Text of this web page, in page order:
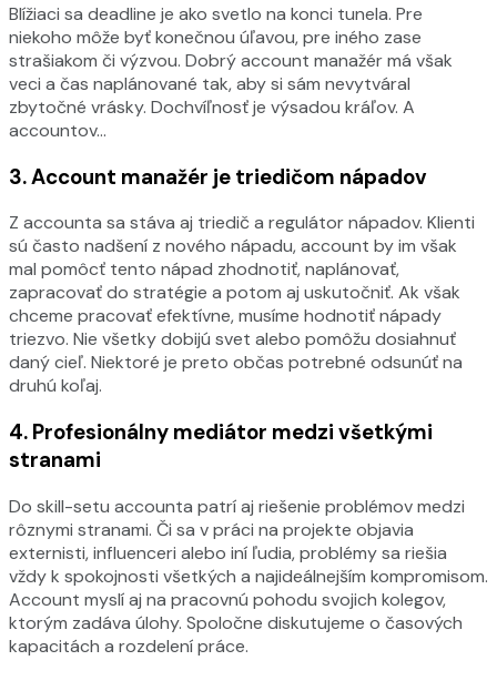
Blížiaci sa deadline je ako svetlo na konci tunela. Pre
niekoho môže byť konečnou úľavou, pre iného zase
strašiakom či výzvou. Dobrý account manažér má však
veci a čas naplánované tak, aby si sám nevytváral
zbytočné vrásky. Dochvíľnosť je výsadou kráľov. A
accountov…
3. Account manažér je triedičom nápadov
Z accounta sa stáva aj triedič a regulátor nápadov. Klienti
sú často nadšení z nového nápadu, account by im však
mal pomôcť tento nápad zhodnotiť, naplánovať,
zapracovať do stratégie a potom aj uskutočniť. Ak však
chceme pracovať efektívne, musíme hodnotiť nápady
triezvo. Nie všetky dobijú svet alebo pomôžu dosiahnuť
daný cieľ. Niektoré je preto občas potrebné odsunúť na
druhú koľaj.
4. Profesionálny mediátor medzi všetkými
stranami
Do skill-setu accounta patrí aj riešenie problémov medzi
rôznymi stranami. Či sa v práci na projekte objavia
externisti, influenceri alebo iní ľudia, problémy sa riešia
vždy k spokojnosti všetkých a najideálnejším kompromisom.
Account myslí aj na pracovnú pohodu svojich kolegov,
ktorým zadáva úlohy. Spoločne diskutujeme o časových
kapacitách a rozdelení práce.